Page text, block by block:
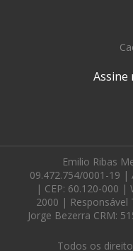
Assine
Emilio Ribas
09.472.754/0001-19 |
| CEP: 60.120-000 |
2000 | Responsável
Jorge Bezerra CRM:
Todos os